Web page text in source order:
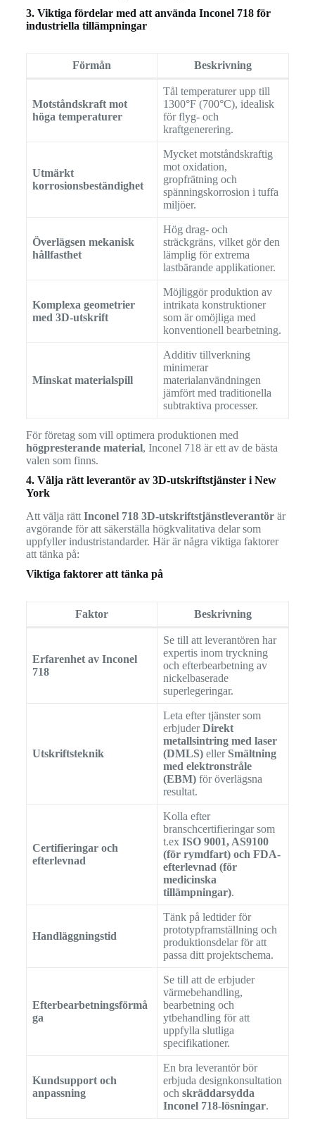
3. Viktiga fördelar med att använda Inconel 718 för
industriella tillämpningar
Förmån Beskrivning
Motståndskraft mot
höga temperaturer
Tål temperaturer upp till
1300°F (700°C), idealisk
för flyg- och
kraftgenerering.
Utmärkt
korrosionsbeständighet
Mycket motståndskraftig
mot oxidation,
gropfrätning och
spänningskorrosion i tuffa
miljöer.
Överlägsen mekanisk
hållfasthet
Hög drag- och
sträckgräns, vilket gör den
lämplig för extrema
lastbärande applikationer.
Komplexa geometrier
med 3D-utskrift
Möjliggör produktion av
intrikata konstruktioner
som är omöjliga med
konventionell bearbetning.
Minskat materialspill
Additiv tillverkning
minimerar
materialanvändningen
jämfört med traditionella
subtraktiva processer.
För företag som vill optimera produktionen med
högpresterande material, Inconel 718 är ett av de bästa
valen som finns.
4. Välja rätt leverantör av 3D-utskriftstjänster i New
York
Att välja rätt Inconel 718 3D-utskriftstjänstleverantörär
avgörande för att säkerställa högkvalitativa delar som
uppfyller industristandarder. Här är några viktiga faktorer
att tänka på:
Viktiga faktorer att tänka på
Faktor Beskrivning
Erfarenhet av Inconel
718
Se till att leverantören har
expertis inom tryckning
och efterbearbetning av
nickelbaserade
superlegeringar.
Utskriftsteknik
Leta efter tjänster som
erbjuderDirekt
metallsintring med laser
(DMLS)eller Smältning
med elektronstråle
(EBM)för överlägsna
resultat.
Certifieringar och
efterlevnad
Kolla efter
branschcertifieringar som
t.ex ISO 9001, AS9100
(för rymdfart) och FDA-
efterlevnad (för
medicinska
tillämpningar).
Handläggningstid
Tänk på ledtider för
prototypframställning och
produktionsdelar för att
passa ditt projektschema.
Efterbearbetningsförmå
ga
Se till att de erbjuder
värmebehandling,
bearbetning och
ytbehandling för att
uppfylla slutliga
specifikationer.
Kundsupport och
anpassning
En bra leverantör bör
erbjuda designkonsultation
och skräddarsydda
Inconel 718-lösningar.